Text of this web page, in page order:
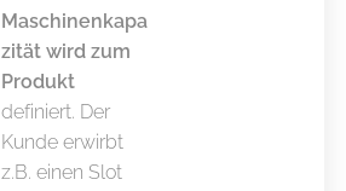
Maschinenkapa
zität wird zum
Produkt
definiert. Der
Kunde erwirbt
z.B. einen Slot